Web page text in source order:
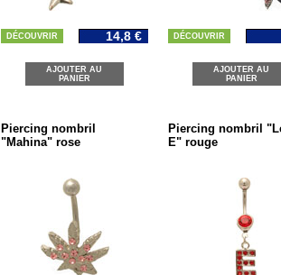
DÉCOUVRIR 14,8 €
AJOUTER AU
PANIER
DÉCOUVRIR
AJOUTER AU
PANIER
Piercing nombril
"Mahina" rose
Piercing nombril
E" rouge